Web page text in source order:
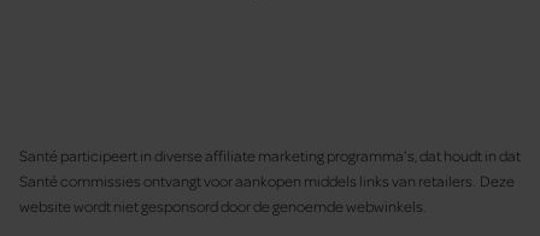
Santé participeert in diverse affiliate marketing programma’s, dat houdt in dat
Santé commissies ontvangt voor aankopen middels links van retailers. Deze
website wordt niet gesponsord door de genoemde webwinkels.